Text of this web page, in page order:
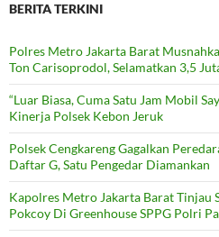
BERITA TERKINI
Polres Metro Jakarta Barat
Ton Carisoprodol, Selamatkan 3,5
“Luar Biasa, Cuma Satu Jam Mobil
Kinerja Polsek Kebon Jeruk
Polsek Cengkareng Gagalkan
Daftar G, Satu Pengedar Diamankan
Kapolres Metro Jakarta Barat Tinjau
Pokcoy Di Greenhouse SPPG Polri